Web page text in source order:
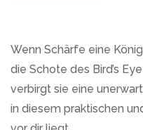
Wenn Schärfe eine
die Schote des Bird’s
verbirgt sie eine
in diesem praktischen